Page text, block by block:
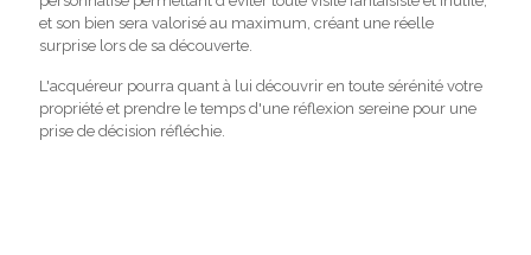
et son bien sera valorisé au maximum, créant une réelle
surprise lors de sa découverte.
L'acquéreur pourra quant à lui découvrir en toute sérénité votre
propriété et prendre le temps d'une réflexion sereine pour une
prise de décision réfléchie.